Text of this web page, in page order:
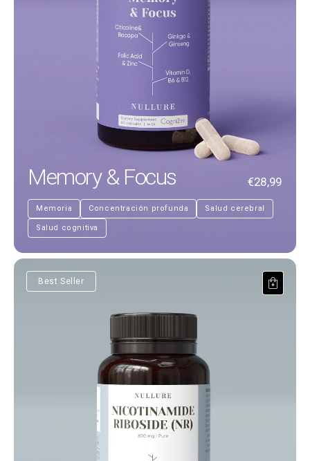
Memory & Focus €28,99
Memoria Concentración profunda Salud cerebral
Salud cognitiva
Nicotinamide Riboside
Best Seller